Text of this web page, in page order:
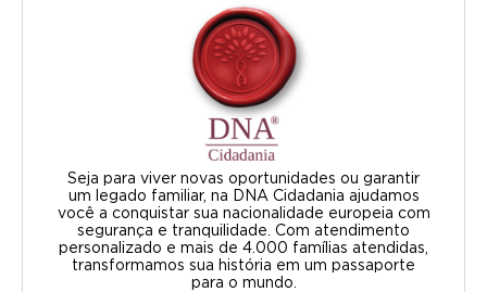
Seja para viver novas oportunidades ou garantir
um legado familiar, na DNA Cidadania ajudamos
você a conquistar sua nacionalidade europeia com
segurança e tranquilidade. Com atendimento
personalizado e mais de 4.000 famílias atendidas,
transformamos sua história em um passaporte
para o mundo.